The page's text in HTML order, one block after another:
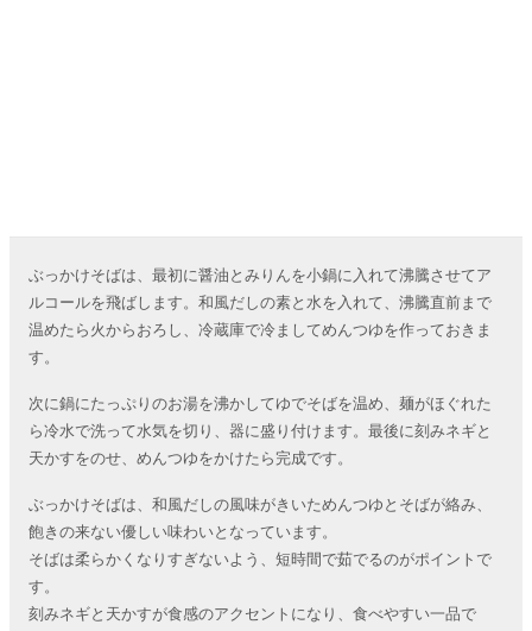
ぶっかけそばは、最初に醤油とみりんを小鍋に入れて沸騰させてア
ルコールを飛ばします。和風だしの素と水を入れて、沸騰直前まで
温めたら火からおろし、冷蔵庫で冷ましてめんつゆを作っておきま
す。
次に鍋にたっぷりのお湯を沸かしてゆでそばを温め、麺がほぐれた
ら冷水で洗って水気を切り、器に盛り付けます。最後に刻みネギと
天かすをのせ、めんつゆをかけたら完成です。
ぶっかけそばは、和風だしの風味がきいためんつゆとそばが絡み、
飽きの来ない優しい味わいとなっています。
そばは柔らかくなりすぎないよう、短時間で茹でるのがポイントで
す。
刻みネギと天かすが食感のアクセントになり、食べやすい一品で